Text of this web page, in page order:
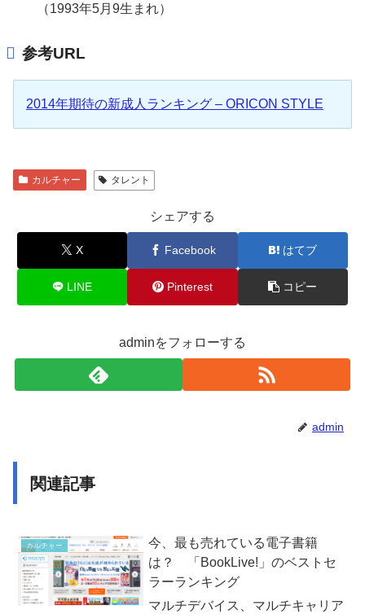
（1993年5月9生まれ）
参考URL
2014年期待の新成人ランキング – ORICON STYLE
カルチャー タレント
シェアする
X Facebook はてブ
LINE Pinterest コピー
adminをフォローする
admin
関連記事
カルチャー
今、最も売れている電子書籍
は？ 「BookLive!」のベストセ
ラーランキング
マルチデバイス、マルチキャリア